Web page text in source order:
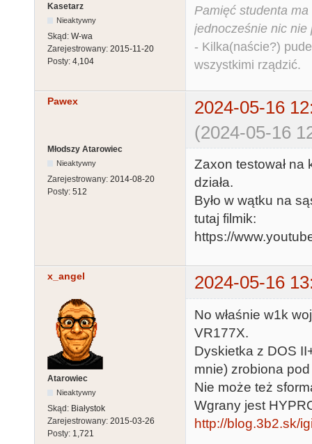
Kasetarz
Nieaktywny
Skąd: W-wa
Zarejestrowany: 2015-11-20
Posty: 4,104
Pamięć studenta
jednocześnie nic nie
- Kilka(naście?)
wszystkimi rządzić.
Pawex
2024-05-16
(2024-05-16
Młodszy Atarowiec
Nieaktywny
Zarejestrowany: 2014-08-20
Posty: 512
Zaxon testował na
działa.
Było w wątku na
tutaj filmik:
https://
x_angel 2024-05-16
Atarowiec
Nieaktywny
Skąd: Białystok
Zarejestrowany: 2015-03-26
Posty: 1,721
No właśnie w1k
VR177X.
Dyskietka z DOS
mnie) zrobiona
Nie może też
Wgrany jest
http://blog.3b2.sk/